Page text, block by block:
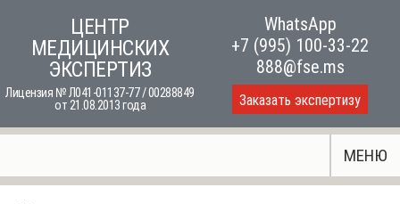
content
ЦЕНТР
МЕДИЦИНСКИХ
ЭКСПЕРТИЗ
Лицензия № Л041-01137-77 / 00288849
от 21.08.2013 года
WhatsApp
+7 (995) 100-33-22
888@fse.ms
Заказать экспертизу
МЕНЮ